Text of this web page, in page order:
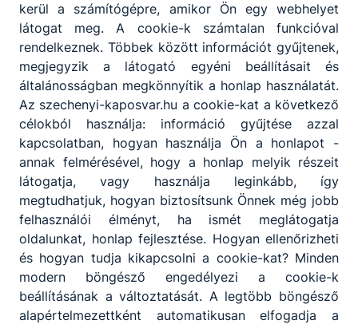
Partnereink
kerül a számítógépre, amikor Ön egy webhelyet
látogat meg. A cookie-k számtalan funkcióval
rendelkeznek. Többek között információt gyűjtenek,
megjegyzik a látogató egyéni beállításait és
általánosságban megkönnyítik a honlap használatát.
Az szechenyi-kaposvar.hu a cookie-kat a következő
célokból használja: információ gyűjtése azzal
kapcsolatban, hogyan használja Ön a honlapot -
annak felmérésével, hogy a honlap melyik részeit
látogatja, vagy használja leginkább, így
megtudhatjuk, hogyan biztosítsunk Önnek még jobb
felhasználói élményt, ha ismét meglátogatja
oldalunkat, honlap fejlesztése. Hogyan ellenőrizheti
és hogyan tudja kikapcsolni a cookie-kat? Minden
modern böngésző engedélyezi a cookie-k
beállításának a változtatását. A legtöbb böngésző
alapértelmezettként automatikusan elfogadja a